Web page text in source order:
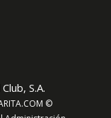
S.A.
©